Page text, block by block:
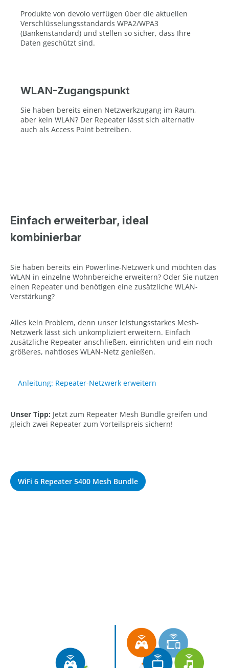
Produkte von devolo verfügen über die aktuellen
Verschlüsselungsstandards WPA2/WPA3
(Bankenstandard) und stellen so sicher, dass Ihre
Daten geschützt sind.
WLAN-Zugangspunkt
Sie haben bereits einen Netzwerkzugang im Raum,
aber kein WLAN? Der Repeater lässt sich alternativ
auch als Access Point betreiben.
Einfach erweiterbar, ideal
kombinierbar
Sie haben bereits ein Powerline-Netzwerk und möchten das
WLAN in einzelne Wohnbereiche erweitern? Oder Sie nutzen
einen Repeater und benötigen eine zusätzliche WLAN-
Verstärkung?
Alles kein Problem, denn unser leistungsstarkes Mesh-
Netzwerk lässt sich unkompliziert erweitern. Einfach
zusätzliche Repeater anschließen, einrichten und ein noch
größeres, nahtloses WLAN-Netz genießen.
Anleitung: Repeater-Netzwerk erweitern
Unser Tipp: Jetzt zum Repeater Mesh Bundle greifen und
gleich zwei Repeater zum Vorteilspreis sichern!
WiFi 6 Repeater 5400 Mesh Bundle